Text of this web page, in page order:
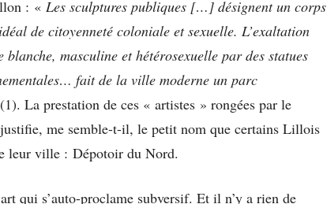
: « Les sculptures publiques […] désignent un corps
de citoyenneté coloniale et sexuelle. L’exaltation
masculine et hétérosexuelle par des statues
fait de la ville moderne un parc
La prestation de ces « artistes » rongées par le
me semble-t-il, le petit nom que certains Lillois
leur ville : Dépotoir du Nord.
qui s’auto-proclame subversif. Et il n’y a rien de